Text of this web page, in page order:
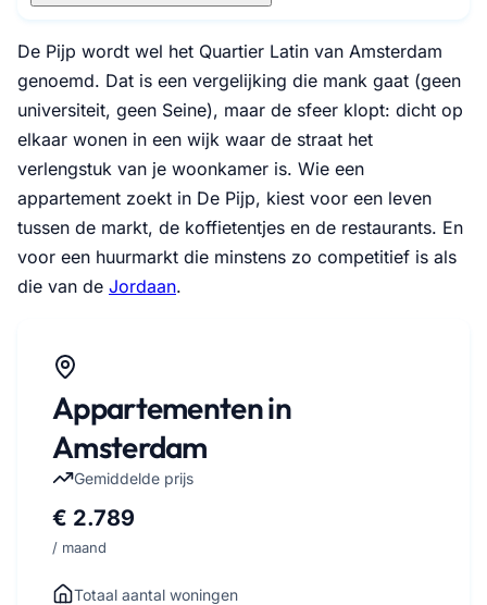
De Pijp wordt wel het Quartier Latin van Amsterdam
genoemd. Dat is een vergelijking die mank gaat (geen
universiteit, geen Seine), maar de sfeer klopt: dicht op
elkaar wonen in een wijk waar de straat het
verlengstuk van je woonkamer is. Wie een
appartement zoekt in De Pijp, kiest voor een leven
tussen de markt, de koffietentjes en de restaurants. En
voor een huurmarkt die minstens zo competitief is als
die van de Jordaan.
Appartementen in
Amsterdam
Gemiddelde prijs
€ 2.789
/ maand
Totaal aantal woningen